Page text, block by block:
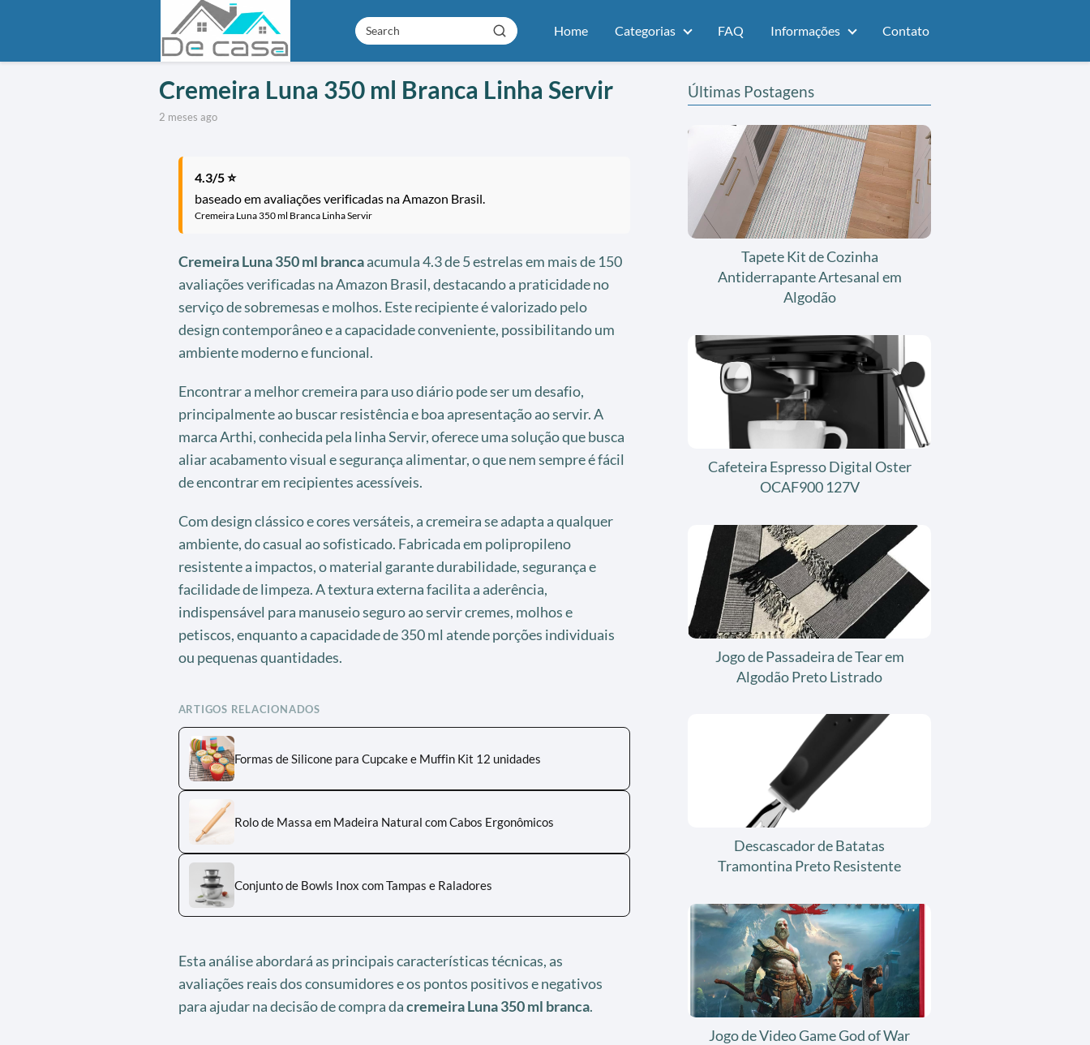
Home Categorias FAQ Informações Contato
Cremeira Luna 350 ml Branca Linha Servir
2 meses ago
4.3/5 ⭐
baseado em avaliações verificadas na Amazon Brasil.
Cremeira Luna 350 ml Branca Linha Servir
Cremeira Luna 350 ml brancaacumula 4.3 de 5 estrelas em mais de 150
avaliações verificadas na Amazon Brasil, destacando a praticidade no
serviço de sobremesas e molhos. Este recipiente é valorizado pelo
design contemporâneo e a capacidade conveniente, possibilitando um
ambiente moderno e funcional.
Encontrar a melhor cremeira para uso diário pode ser um desafio,
principalmente ao buscar resistência e boa apresentação ao servir. A
marca Arthi, conhecida pela linha Servir, oferece uma solução que busca
aliar acabamento visual e segurança alimentar, o que nem sempre é fácil
de encontrar em recipientes acessíveis.
Com design clássico e cores versáteis, a cremeira se adapta a qualquer
ambiente, do casual ao sofisticado. Fabricada em polipropileno
resistente a impactos, o material garante durabilidade, segurança e
facilidade de limpeza. A textura externa facilita a aderência,
indispensável para manuseio seguro ao servir cremes, molhos e
petiscos, enquanto a capacidade de 350 ml atende porções individuais
ou pequenas quantidades.
ARTIGOS RELACIONADOS
Formas de Silicone para Cupcake e Muffin Kit 12 unidades
Rolo de Massa em Madeira Natural com Cabos Ergonômicos
Conjunto de Bowls Inox com Tampas e Raladores
Esta análise abordará as principais características técnicas, as
avaliações reais dos consumidores e os pontos positivos e negativos
para ajudar na decisão de compra dacremeira Luna 350 ml branca.
Últimas Postagens
Tapete Kit de Cozinha
Antiderrapante Artesanal em
Algodão
Cafeteira Espresso Digital Oster
OCAF900 127V
Jogo de Passadeira de Tear em
Algodão Preto Listrado
Descascador de Batatas
Tramontina Preto Resistente
Jogo de Video Game God of War